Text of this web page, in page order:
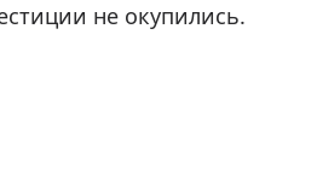
не окупились.